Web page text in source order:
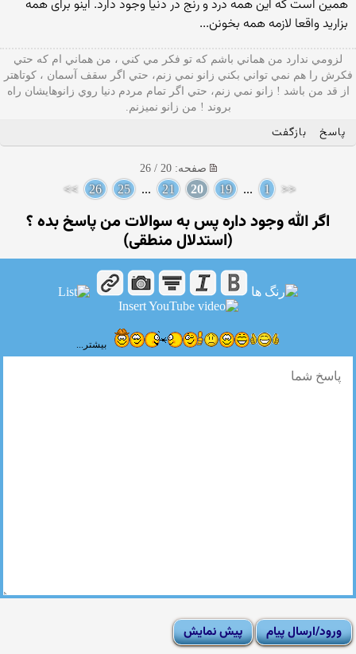
همین است که این همه درد و رنج در دنیا وجود دارد. اینو برای همه
بزارید واقعا لازمه همه بخونن...
لزومي ندارد من هماني باشم که تو فکر مي کني ، من هماني ام که حتي
فکرش را هم نمي تواني بکني زانو نمي زنم، حتي اگر سقف آسمان ، کوتاهتر
از قد من باشد ! زانو نمي زنم، حتي اگر تمام مردم دنيا روي زانوهايشان راه
بروند ! من زانو نمیزنم.
پاسخ بازگفت
صفحه: 20 / 26
<<
1
...
19
20
21
...
25
26
>>
اگر الله وجود داره پس به سوالات من پاسخ بده ؟
(استدلال منطقی)
بیشتر...